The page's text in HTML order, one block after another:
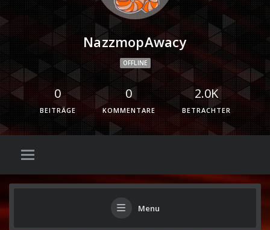
NazzmopAwacy
OFFLINE
0
BEITRÄGE
0
KOMMENTARE
2.0K
BETRACHTER
Menu